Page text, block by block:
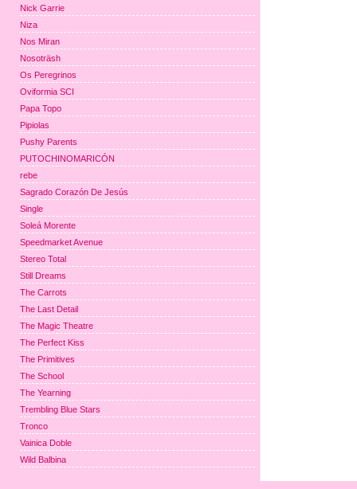
Nick Garrie
Niza
Nos Miran
Nosoträsh
Os Peregrinos
Oviformia SCI
Papa Topo
Pipiolas
Pushy Parents
PUTOCHINOMARICÓN
rebe
Sagrado Corazón De Jesús
Single
Soleá Morente
Speedmarket Avenue
Stereo Total
Still Dreams
The Carrots
The Last Detail
The Magic Theatre
The Perfect Kiss
The Primitives
The School
The Yearning
Trembling Blue Stars
Tronco
Vainica Doble
Wild Balbina